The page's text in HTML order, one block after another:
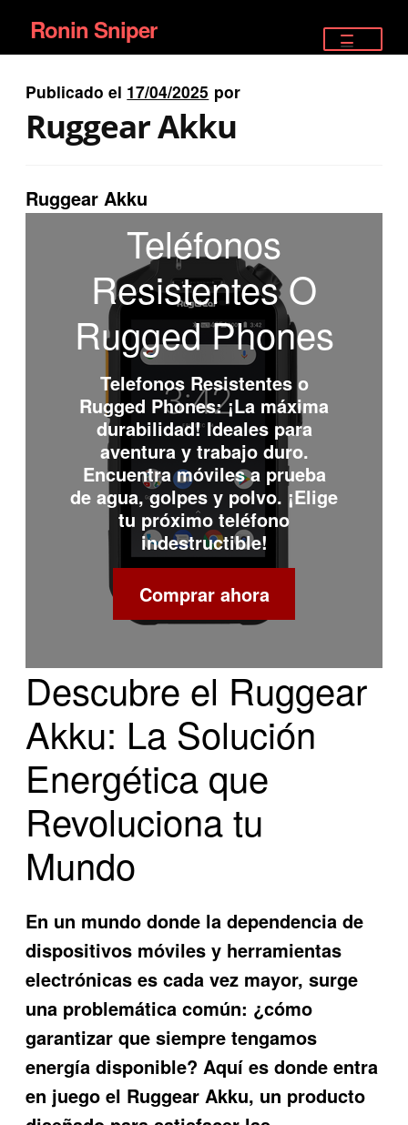
Ir
a
la
navegación
Ir
al
contenido
Ronin Sniper
PISTOLAS
RIFLES DEPORTIVOS
Publicado el 17/04/2025 por
Ruggear Akku
Ruggear Akku
Teléfonos
Resistentes O
Rugged Phones
Telefonos Resistentes o
Rugged Phones: ¡La máxima
durabilidad! Ideales para
aventura y trabajo duro.
Encuentra móviles a prueba
de agua, golpes y polvo. ¡Elige
tu próximo teléfono
indestructible!
Comprar ahora
Descubre el Ruggear
Akku: La Solución
Energética que
Revoluciona tu
Mundo
En un mundo donde la dependencia de
dispositivos móviles y herramientas
electrónicas es cada vez mayor, surge
una problemática común: ¿cómo
garantizar que siempre tengamos
energía disponible? Aquí es donde entra
en juego el Ruggear Akku, un producto